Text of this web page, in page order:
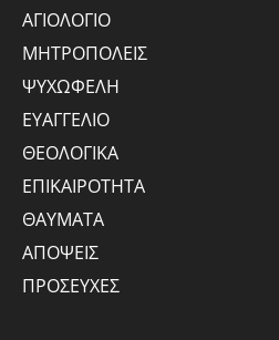
ΑΓΙΟΛΟΓΙΟ
ΜΗΤΡΟΠΟΛΕΙΣ
ΨΥΧΩΦΕΛΗ
ΕΥΑΓΓΕΛΙΟ
ΘΕΟΛΟΓΙΚΑ
ΕΠΙΚΑΙΡΟΤΗΤΑ
ΘΑΥΜΑΤΑ
ΑΠΟΨΕΙΣ
ΠΡΟΣΕΥΧΕΣ